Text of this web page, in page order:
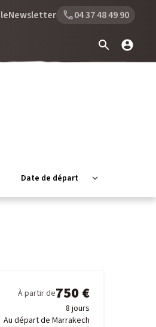
Newsletter 04 37 48 49 90
À partir de750 €
8 jours
Au départ de Marrakech